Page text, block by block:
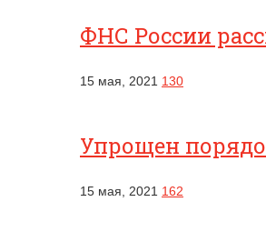
ФНС России
15 мая, 2021 130
Упрощен
15 мая, 2021 162